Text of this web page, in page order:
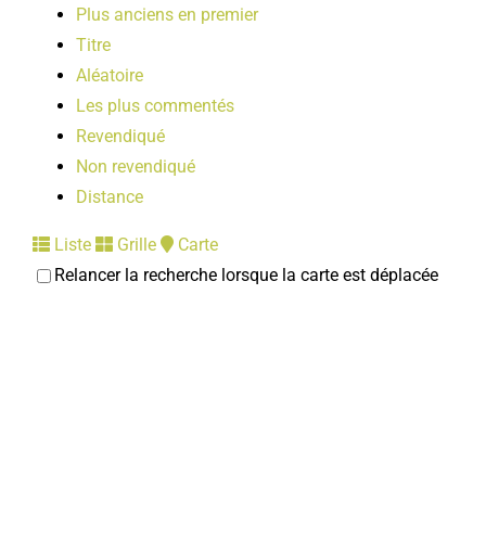
Plus anciens en premier
Titre
Aléatoire
Les plus commentés
Revendiqué
Non revendiqué
Distance
Liste Grille
Carte
Relancer la recherche lorsque la carte est déplacée